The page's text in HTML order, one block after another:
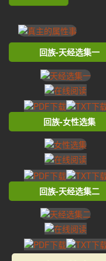
回族-天经选集一
回族-女性选集
回族-天经选集二